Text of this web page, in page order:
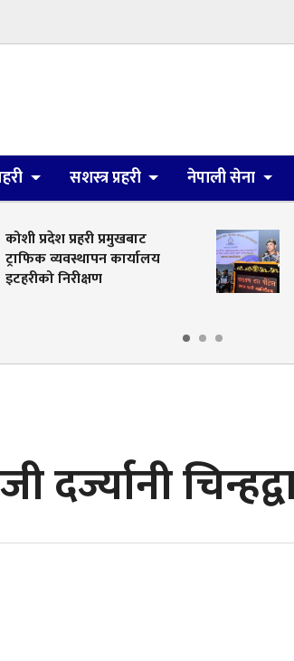
सशस्त्र प्रहरी नेपाली सेना
कोशी प्रदेश प्रहरी प्रमुखबाट
ट्राफिक व्यवस्थापन कार्यालय
इटहरीको निरीक्षण
दर्ज्यानी